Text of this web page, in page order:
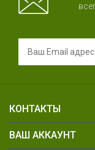
КОНТАКТЫ
ВАШ АККАУНТ